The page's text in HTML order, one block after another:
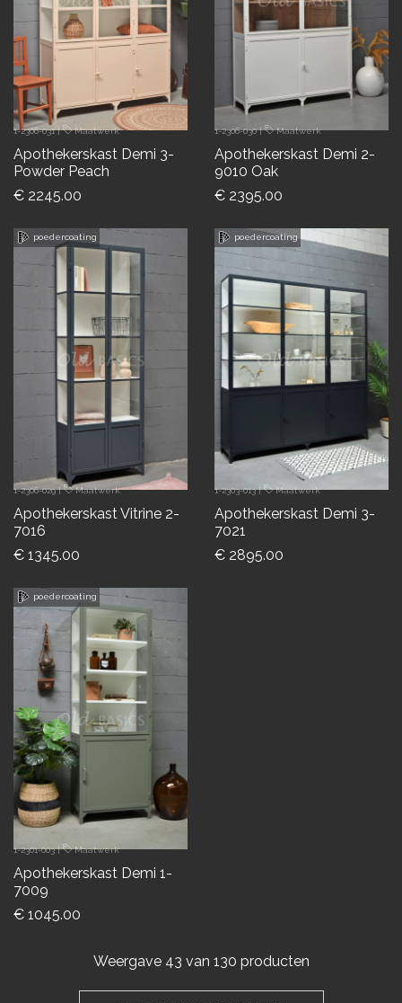
1-2306-031| Maatwerk
Apothekerskast Demi 3-
Powder Peach
€ 2245.00
1-2306-030| Maatwerk
Apothekerskast Demi 2-
9010 Oak
€ 2395.00
poedercoating
1-2306-029| Maatwerk
Apothekerskast Vitrine 2-
7016
€ 1345.00
poedercoating
1-2303-013| Maatwerk
Apothekerskast Demi 3-
7021
€ 2895.00
poedercoating
1-2301-003| Maatwerk
Apothekerskast Demi 1-
7009
€ 1045.00
Weergave 43 van 130 producten